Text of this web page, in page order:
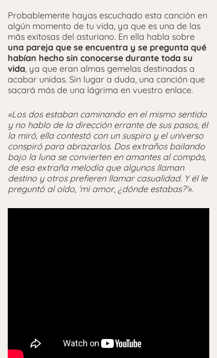
Probablemente hayas escuchado esta canción en
algún momento de tu vida, ya que es una de las
más exitosas del asturiano. En ella habla sobre
una pareja que se encuentra y se pregunta qué
habían hecho sin conocerse durante toda su
vida, ya que eran almas gemelas destinadas a
acabar unidas. Sin lugar a duda, una canción que
sacará más de una lágrima en vuestro enlace.
«Los dos estaban caminando en el mismo sentido
y no hablo de la dirección errante de sus pasos, él
la miró, ella contestó con un suspiro y el universo
conspiró para abrazarlos. Dos extraños bailando
bajo la luna se convierten en amantes al compás,
de esa extraña melodía que algunos llaman
destino y otros prefieren llamar casualidad. Y él le
preguntó al oído, ‘mi amor, ¿dónde estabas?'».